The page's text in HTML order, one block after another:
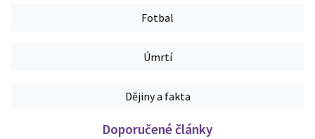
Fotbal
Úmrtí
Dějiny a fakta
Doporučené články